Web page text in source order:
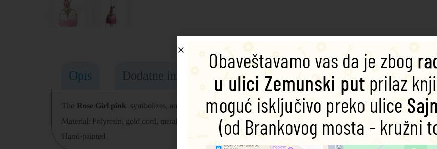
Opis Dodatne informacije
The Rose Girl pink symbolizes, among other things, the color of tenderness, joy, innocence, birth, sweetness and
Material: Polyresin, gold cord, metal
Hand-painted